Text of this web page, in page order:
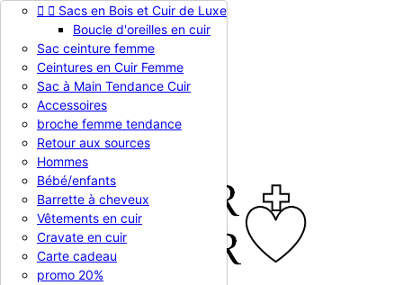
Appelez-nous :0786510612
EUR € 
EUR €
RUB RUB
Connexion
shopping_cart Panier (0)
  Sacs en Bois et Cuir de Luxe
Boucle d'oreilles en cuir
Sac ceinture femme
Ceintures en Cuir Femme
Sac à Main Tendance Cuir
Accessoires
broche femme tendance
Retour aux sources
Hommes
Bébé/enfants
Barrette à cheveux
Vêtements en cuir
Cravate en cuir
Carte cadeau
promo 20%